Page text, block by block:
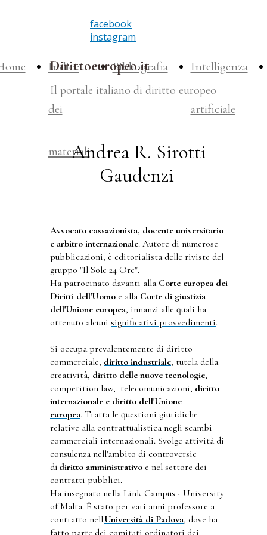
facebook
instagram
Il portale italiano di diritto europeo
Indice
dei
materiali
Bibliografia Intelligenza
artificiale
Dirittoeuropeo.it
Andrea R. Sirotti
Gaudenzi
Avvocato cassazionista, docente universitario
e arbitro internazionale. Autore di numerose
pubblicazioni, è editorialista delle riviste del
gruppo "Il Sole 24 Ore".
Ha patrocinato davanti alla Corte europea dei
Diritti dell'Uomo e alla Corte di giustizia
dell'Unione europea, innanzi alle quali ha
ottenuto alcuni significativi provvedimenti.
Si occupa prevalentemente di diritto
commerciale, diritto industriale, tutela della
creatività, diritto delle nuove tecnologie,
competition law, telecomunicazioni, diritto
internazionale e diritto dell'Unione
europea. Tratta le questioni giuridiche
relative alla contrattualistica negli scambi
commerciali internazionali. Svolge attività di
consulenza nell'ambito di controversie
di diritto amministrativo e nel settore dei
contratti pubblici.
Ha insegnato nella Link Campus - University
of Malta. È stato per vari anni professore a
contratto nell'Università di Padova, dove ha
fatto parte dei comitati ordinatori dei